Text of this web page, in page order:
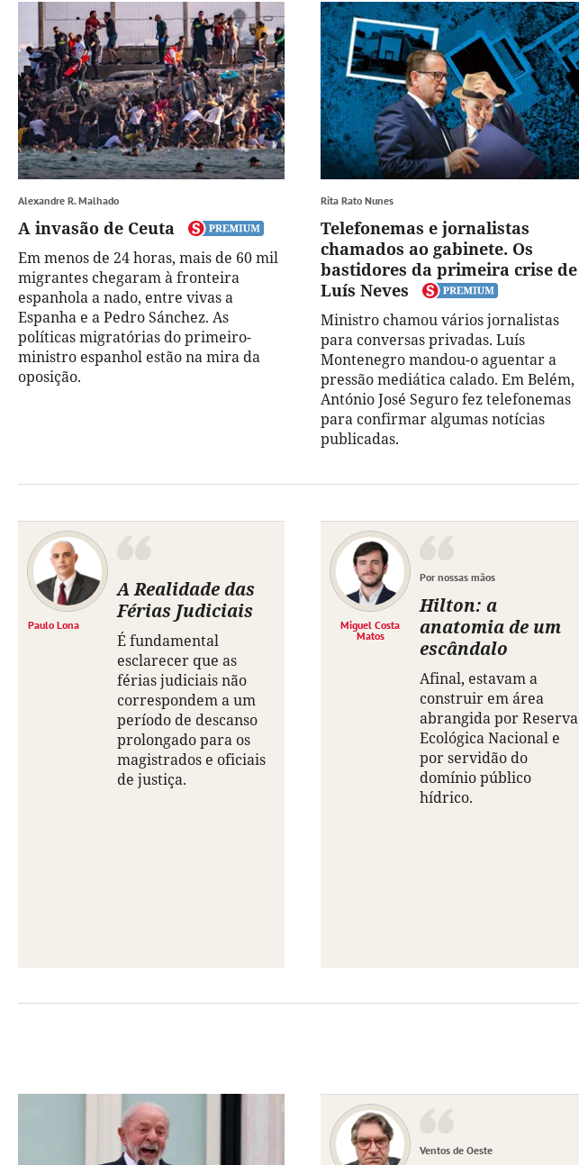
Alexandre R. Malhado
A invasão de Ceuta
Em menos de 24 horas, mais de 60 mil
migrantes chegaram à fronteira
espanhola a nado, entre vivas a
Espanha e a Pedro Sánchez. As
políticas migratórias do primeiro-
ministro espanhol estão na mira da
oposição.
Rita Rato Nunes
Telefonemas e jornalistas
chamados ao gabinete. Os
bastidores da primeira crise de
Luís Neves
Ministro chamou vários jornalistas
para conversas privadas. Luís
Montenegro mandou-o aguentar a
pressão mediática calado. Em Belém,
António José Seguro fez telefonemas
para confirmar algumas notícias
publicadas.
Paulo Lona
A Realidade das
Férias Judiciais
É fundamental
esclarecer que as
férias judiciais não
correspondem a um
período de descanso
prolongado para os
magistrados e oficiais
de justiça.
Miguel Costa
Matos
Por nossas mãos
Hilton: a
anatomia de um
escândalo
Afinal, estavam a
construir em área
abrangida por Reserva
Ecológica Nacional e
por servidão do
domínio público
hídrico.
Ventos de Oeste